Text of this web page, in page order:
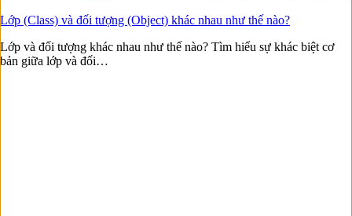
Lớp (Class) và đối tượng (Object) khác nhau như thế nào?
Lớp và đối tượng khác nhau như thế nào? Tìm hiểu sự khác biệt cơ
bản giữa lớp và đối…